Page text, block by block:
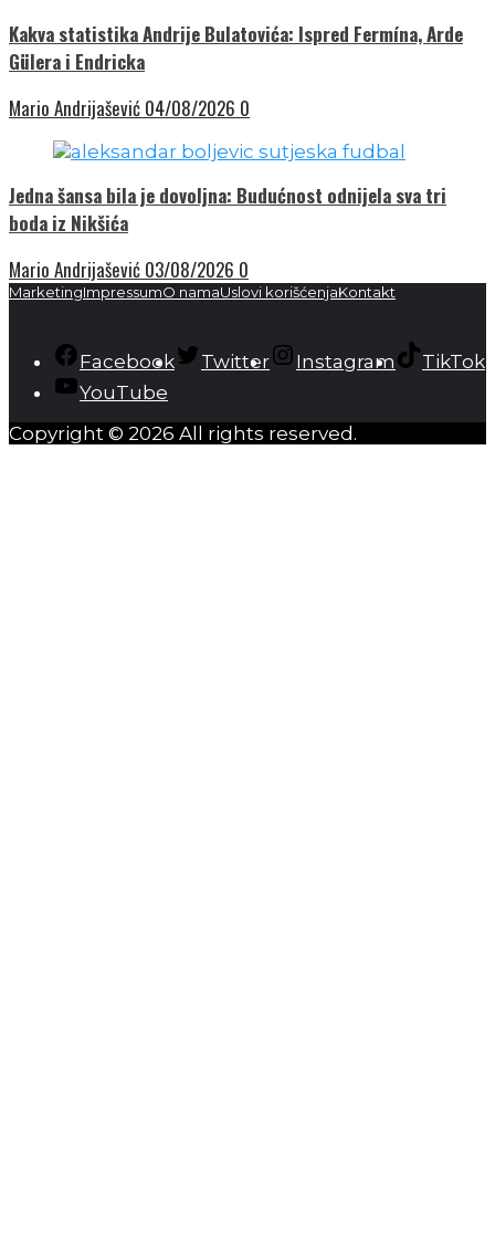
Kakva statistika Andrije Bulatovića: Ispred Fermína, Arde
Gülera i Endricka
Mario Andrijašević 04/08/2026 0
Jedna šansa bila je dovoljna: Budućnost odnijela sva tri
boda iz Nikšića
Mario Andrijašević 03/08/2026 0
MarketingImpressumO namaUslovi korišćenjaKontakt
Facebook Twitter Instagram
TikTok
YouTube
Copyright © 2026 All rights reserved.